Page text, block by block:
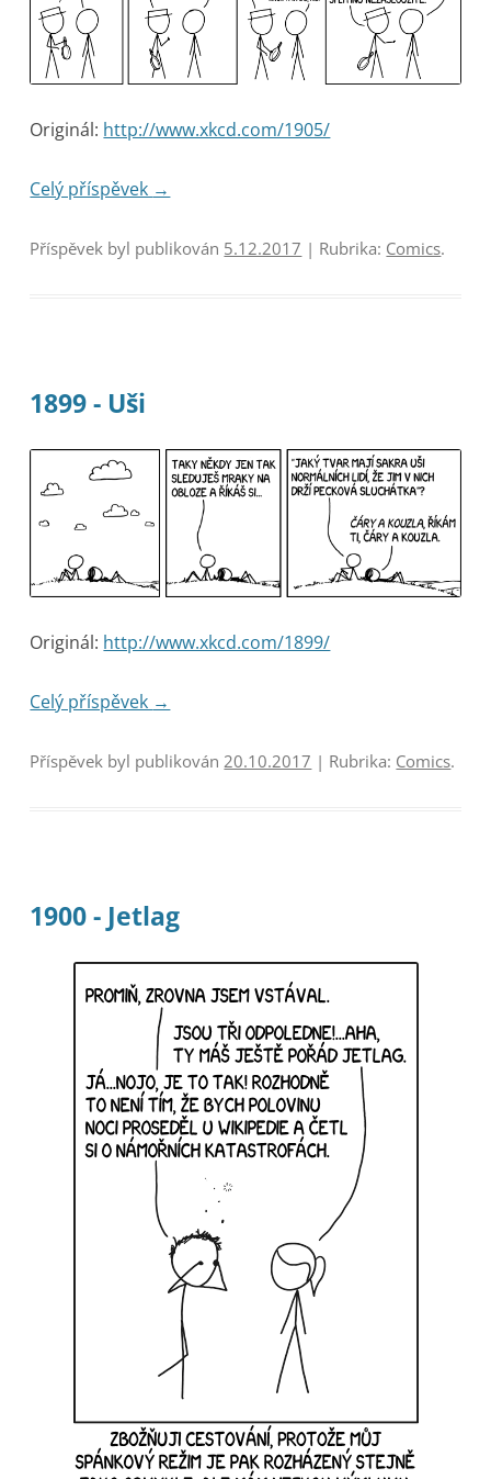
Originál: http://www.xkcd.com/1905/
Celý příspěvek →
Příspěvek byl publikován 5.12.2017 | Rubrika: Comics.
1899 - Uši
Originál: http://www.xkcd.com/1899/
Celý příspěvek →
Příspěvek byl publikován20.10.2017 | Rubrika: Comics.
1900 - Jetlag